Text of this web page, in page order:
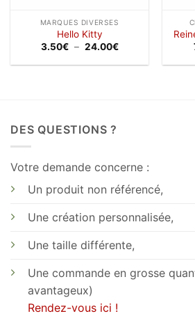
MARQUES DIVERSES
Hello Kitty
3.50€ – 24.00€Plage
prix :
DES QUESTIONS ?
Votre demande concerne :
Un produit non référencé,
Une création personnalisée,
Une taille différente,
Une commande en grosse
avantageux)
Rendez-vous ici !